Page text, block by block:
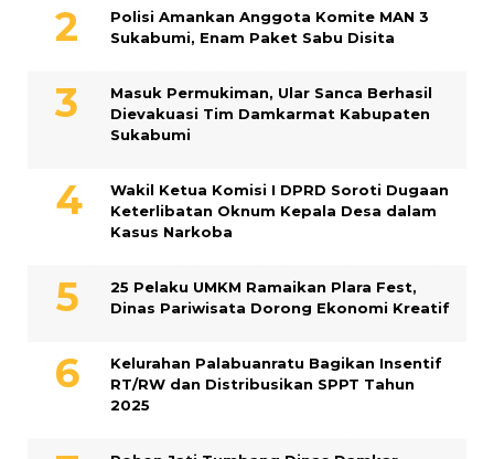
Polisi Amankan Anggota Komite MAN 3
Sukabumi, Enam Paket Sabu Disita
Masuk Permukiman, Ular Sanca Berhasil
Dievakuasi Tim Damkarmat Kabupaten
Sukabumi
Wakil Ketua Komisi I DPRD Soroti Dugaan
Keterlibatan Oknum Kepala Desa dalam
Kasus Narkoba
25 Pelaku UMKM Ramaikan Plara Fest,
Dinas Pariwisata Dorong Ekonomi Kreatif
Kelurahan Palabuanratu Bagikan Insentif
RT/RW dan Distribusikan SPPT Tahun
2025